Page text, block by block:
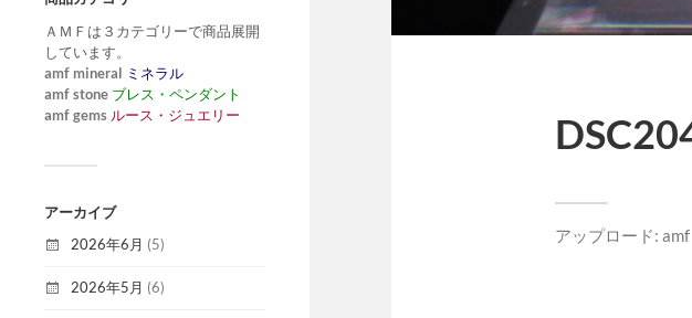
ＡＭＦは３カテゴリーで商品展開
しています。
amf mineral ミネラル
amf stone ブレス・ペンダント
amf gems ルース・ジュエリー
アーカイブ
2026年6月 (5)
2026年5月 (6)
アップロード: amf